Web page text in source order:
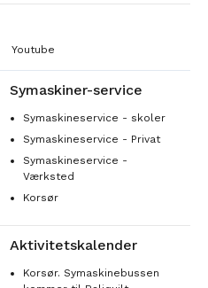
Youtube
Symaskiner-service
Symaskineservice - skoler
Symaskineservice - Privat
Symaskineservice -
Værksted
Korsør
Aktivitetskalender
Korsør. Symaskinebussen